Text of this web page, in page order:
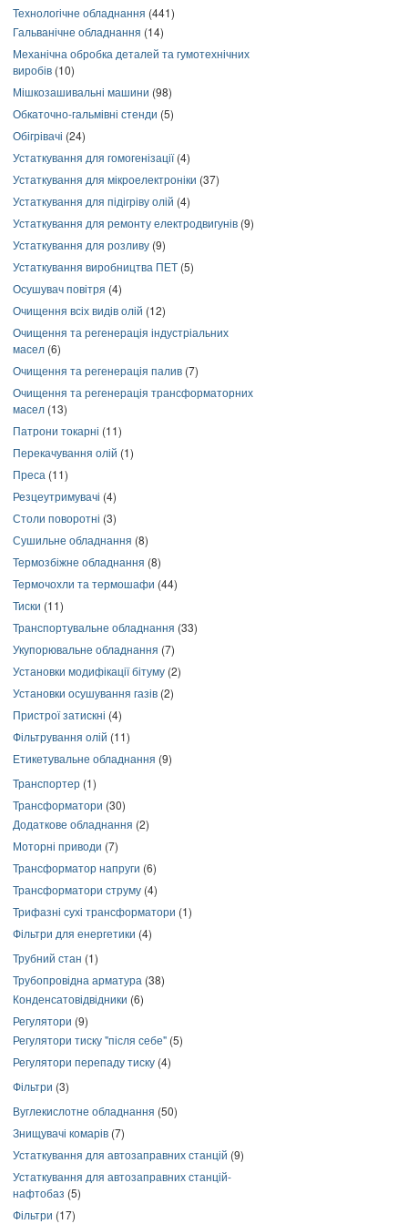
Технологічне обладнання (441)
Гальванічне обладнання (14)
Механічна обробка деталей та гумотехнічних
виробів (10)
Мішкозашивальні машини (98)
Обкаточно-гальмівні стенди (5)
Обігрівачі (24)
Устаткування для гомогенізації(4)
Устаткування для мікроелектроніки (37)
Устаткування для підігріву олій (4)
Устаткування для ремонту електродвигунів (9)
Устаткування для розливу (9)
Устаткування виробництва ПЕТ (5)
Осушувач повітря (4)
Очищення всіх видів олій (12)
Очищення та регенерація індустріальних
масел (6)
Очищення та регенерація палив (7)
Очищення та регенерація трансформаторних
масел (13)
Патрони токарні (11)
Перекачування олій (1)
Преса (11)
Резцеутримувачі (4)
Столи поворотні (3)
Сушильне обладнання (8)
Термозбіжне обладнання (8)
Термочохли та термошафи (44)
Тиски (11)
Транспортувальне обладнання (33)
Укупорювальне обладнання (7)
Установки модифікації бітуму (2)
Установки осушування газів (2)
Пристрої затискні (4)
Фільтрування олій (11)
Етикетувальне обладнання (9)
Транспортер (1)
Трансформатори (30)
Додаткове обладнання (2)
Моторні приводи (7)
Трансформатор напруги (6)
Трансформатори струму (4)
Трифазні сухі трансформатори (1)
Фільтри для енергетики (4)
Трубний стан (1)
Трубопровідна арматура (38)
Конденсатовідвідники (6)
Регулятори (9)
Регулятори тиску "після себе" (5)
Регулятори перепаду тиску (4)
Фільтри (3)
Вуглекислотне обладнання (50)
Знищувачі комарів (7)
Устаткування для автозаправних станцій (9)
Устаткування для автозаправних станцій-
нафтобаз (5)
Фільтри (17)